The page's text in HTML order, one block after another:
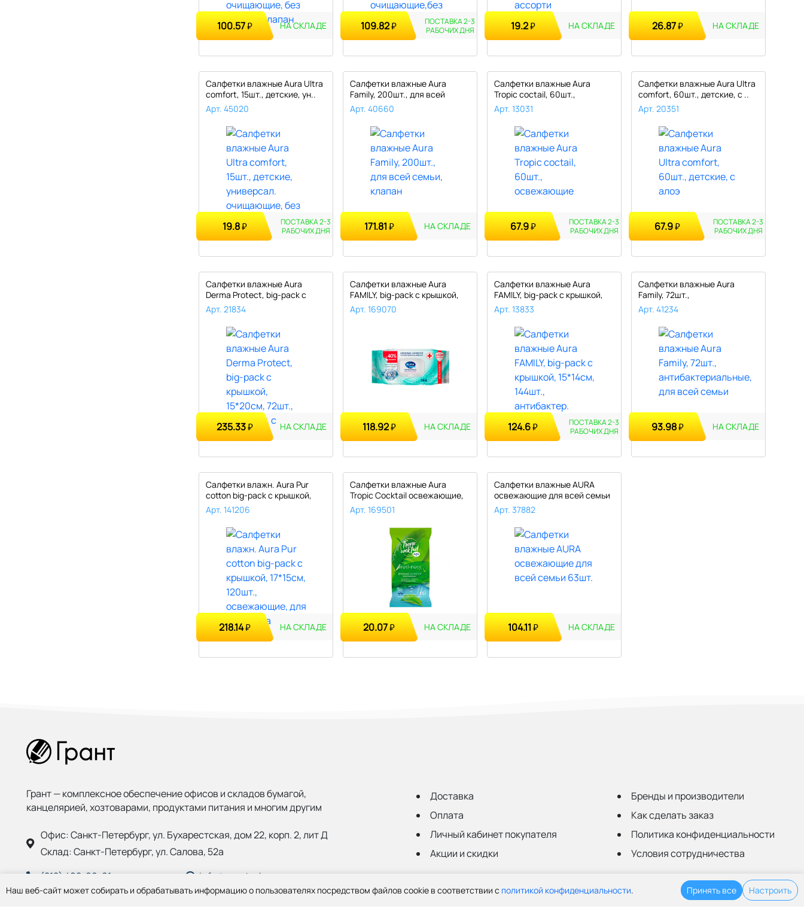
Наш веб-сайт может собирать и обрабатывать информацию о пользователях посредством файлов cookie в соответствии с политикой конфиденциальности. Принять все Настроить
100.57₽ НА СКЛАДЕ 109.82₽
ПОСТАВКА 2-3
РАБОЧИХДНЯ 19.2₽ НА СКЛАДЕ 26.87₽ НА СКЛАДЕ
Салфетки влажные Aura Ultra
comfort, 15шт., детские, ун..
Арт. 45020
19.8₽
ПОСТАВКА 2-3
РАБОЧИХДНЯ
Салфетки влажные Aura
Family, 200шт., для всей
семьи, к..
Арт. 40660
171.81 ₽ НА СКЛАДЕ
Салфетки влажные Aura
Tropic coctail, 60шт.,
освежающие..
Арт. 13031
67.9₽
ПОСТАВКА 2-3
РАБОЧИХДНЯ
Салфетки влажные Aura Ultra
comfort, 60шт., детские, с ..
Арт. 20351
67.9₽
ПОСТАВКА 2-3
РАБОЧИХДНЯ
Салфетки влажные Aura
Derma Protect, big-pack с
крышкой..
Арт. 21834
235.33₽ НА СКЛАДЕ
Салфетки влажные Aura
FAMILY, big-pack с крышкой,
15*14..
Арт. 169070
118.92₽ НА СКЛАДЕ
Салфетки влажные Aura
FAMILY, big-pack с крышкой,
15*14..
Арт. 13833
124.6₽
ПОСТАВКА 2-3
РАБОЧИХДНЯ
Салфетки влажные Aura
Family, 72шт.,
антибактериальные,..
Арт. 41234
93.98₽ НА СКЛАДЕ
Салфетки влажн. Aura Pur
cotton big-pack с крышкой,
17*..
Арт. 141206
218.14₽ НА СКЛАДЕ
Салфетки влажные Aura
Tropic Cocktail освежающие,
15 шт..
Арт. 169501
20.07₽ НА СКЛАДЕ
Салфетки влажные AURA
освежающие для всей семьи
63шт...
Арт. 37882
104.11₽ НА СКЛАДЕ
Грант — комплексное обеспечение офисов и складов бумагой,
канцелярией, хозтоварами, продуктами питания и многим другим
Офис:Санкт-Петербург, ул. Бухарестская, дом 22, корп. 2, лит Д
Склад:Санкт-Петербург, ул. Салова, 52а
(812) 402-99-91
info@grantspb.ru
Доставка
Оплата
Личный кабинет покупателя
Акции и скидки
Бренды и производители
Как сделать заказ
Политика конфиденциальности
Условия сотрудничества